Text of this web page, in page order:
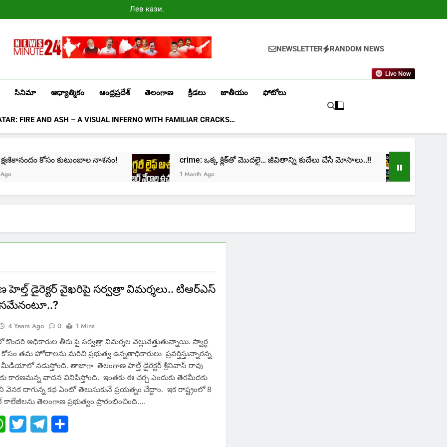
Лев казино
промокоды
Newsminute24
NEWSLETTER RANDOM NEWS
Live Now
సినిమా ఆధ్యాత్మికం ఆంధ్రప్రదేశ్ తెలంగాణ క్రీడలు జాతీయం ఫోటోలు
FIRE AND ASH – A VISUAL INFERNO WITH FAMILIAR CRACKS…
క్షణికానందం కోసం కుటుంబాల నాశనం! crime: ఒక్క క్లిక్‌తో మొదలై… జీవితాన్ని కుదేలు చేసే మోసాలు..!!
1 Month Ago
డైరెక్టర్ వైఖరిపై సర్వత్రా విమర్శలు.. టిఆర్ఎస్
4 Years Ago 0
1 Mins
అధికారుల తీరు పై సర్వత్రా విమర్శల వెల్లువెత్తుతున్నాయి. స్వార్థ
తమ హోదాలను మరిచి ప్రభుత్వ ఉన్నతాధికారులు ప్రవర్తిస్తున్నారన్న
నడుస్తోంది. తాజాగా తెలంగాణ హెల్త్ డైరెక్టర్ శ్రీనివాస్ రావు
కారణమన్న వాదన వినిపిస్తోంది. ఇంతకు ఈ చర్చ ఎందుకు తెరమీదకు
వెనక దాగున్న కథ ఏంటో తెలుసుకునే ప్రయత్నం చేద్దాం. ఇక రాష్ట్రంలో 8
కాలేజీలను తెలంగాణ ప్రభుత్వం ప్రారంభించింది….
WhatsApp
Twitter Telegram